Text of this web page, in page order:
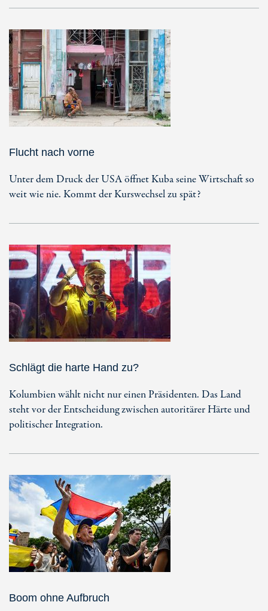
Flucht nach vorne
Unter dem Druck der USA öffnet Kuba seine Wirtschaft so
weit wie nie. Kommt der Kurswechsel zu spät?
Schlägt die harte Hand zu?
Kolumbien wählt nicht nur einen Präsidenten. Das Land
steht vor der Entscheidung zwischen autoritärer Härte und
politischer Integration.
Boom ohne Aufbruch